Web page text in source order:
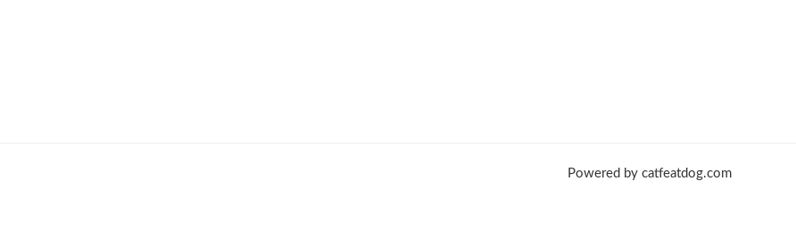
Powered by catfeatdog.com